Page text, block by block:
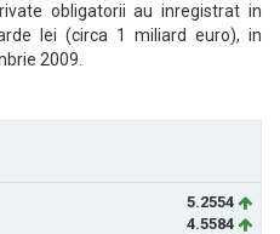
obligatorii au inregistrat in
lei (circa 1 miliard euro), in
2009.
5.2554
4.5584